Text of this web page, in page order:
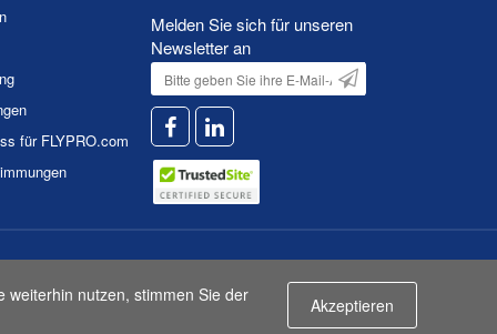
für FLYPRO.com
Melden Sie sich für unseren
Newsletter an
weiterhin nutzen, stimmen Sie der
Akzeptieren